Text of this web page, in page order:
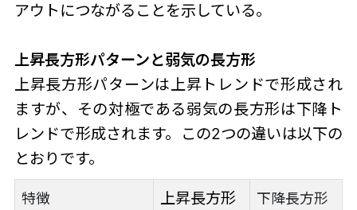
アウトにつながることを示している。
上昇長方形パターンと弱気の長方形
上昇長方形パターンは上昇トレンドで形成され
ますが、その対極である弱気の長方形は下降ト
レンドで形成されます。この2つの違いは以下の
とおりです。
特徴
上昇長方形
下降長方形